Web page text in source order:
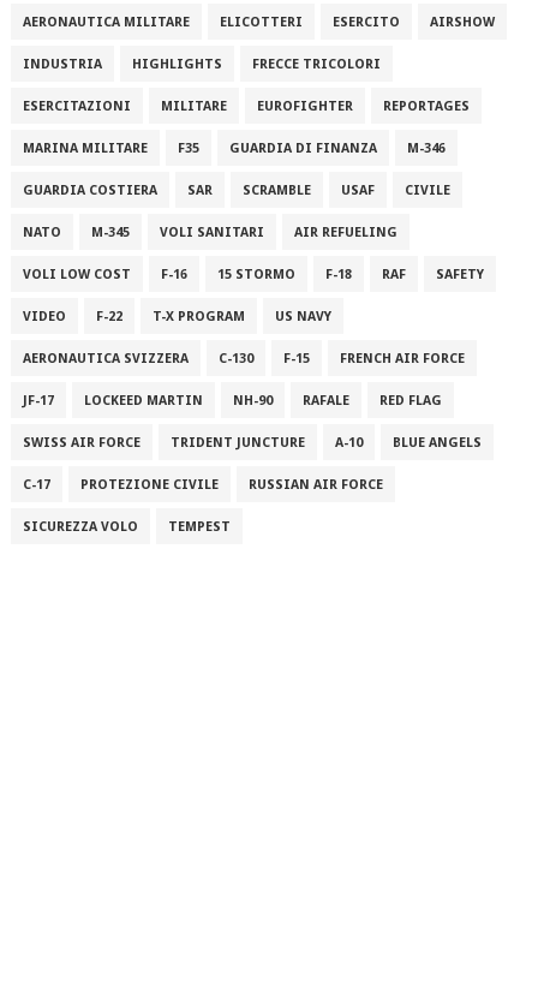
AERONAUTICA MILITARE ELICOTTERI ESERCITO AIRSHOW
INDUSTRIA HIGHLIGHTS FRECCE TRICOLORI
ESERCITAZIONI MILITARE EUROFIGHTER REPORTAGES
MARINA MILITARE F35 GUARDIA DI FINANZA M-346
GUARDIA COSTIERA SAR SCRAMBLE USAF CIVILE
NATO M-345 VOLI SANITARI AIR REFUELING
VOLI LOW COST F-16 15 STORMO F-18 RAF SAFETY
VIDEO F-22 T-X PROGRAM US NAVY
AERONAUTICA SVIZZERA C-130 F-15 FRENCH AIR FORCE
JF-17 LOCKEED MARTIN NH-90 RAFALE RED FLAG
SWISS AIR FORCE TRIDENT JUNCTURE A-10 BLUE ANGELS
C-17 PROTEZIONE CIVILE RUSSIAN AIR FORCE
SICUREZZA VOLO TEMPEST